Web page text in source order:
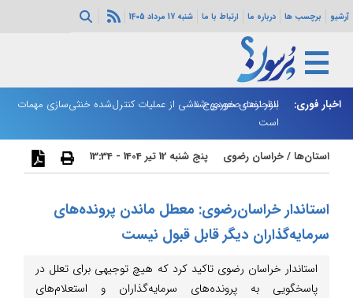
آرشیو برچسب ها درباره ما ارتباط با ما شنبه 17 مرداد 1405
اخبار فوری: بازار نفت صعودی شد
انفجارهای خورموج ناشی از عملیات کنترل‌شده خنثی‌سازی مهمات
است
استان‌ها /خراسان رضوی پنج شنبه 12 تیر 1404 - 13:34
استاندار خراسان‌رضوی: معطل ماندن پرونده‌های
سرمایه‌گذاران دیگر قابل قبول نیست
استاندار خراسان رضوی تاکید کرد که هیچ توجیهی برای تعلل در
پاسخگویی به پرونده‌های سرمایه‌گذاران و استعلام‌های